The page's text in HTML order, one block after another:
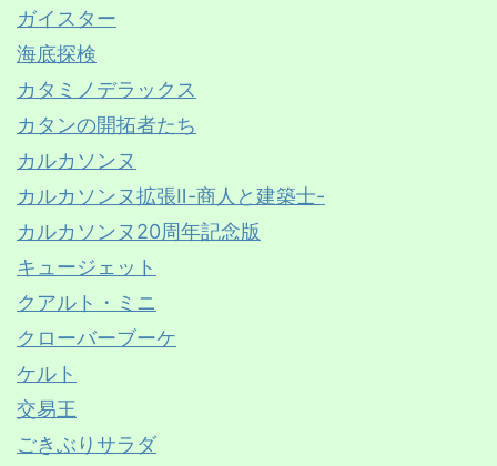
ガイスター
海底探検
カタミノデラックス
カタンの開拓者たち
カルカソンヌ
カルカソンヌ拡張Ⅱ-商人と建築士-
カルカソンヌ20周年記念版
キュージェット
クアルト・ミニ
クローバーブーケ
ケルト
交易王
ごきぶりサラダ